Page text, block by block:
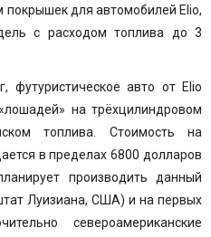
для автомобилей Elio,
с расходом топлива до 3
футуристическое авто от Elio
на трёхцилиндровом
топлива. Стоимость на
в пределах 6800 долларов
производить данный
Луизиана, США) и на первых
североамериканские